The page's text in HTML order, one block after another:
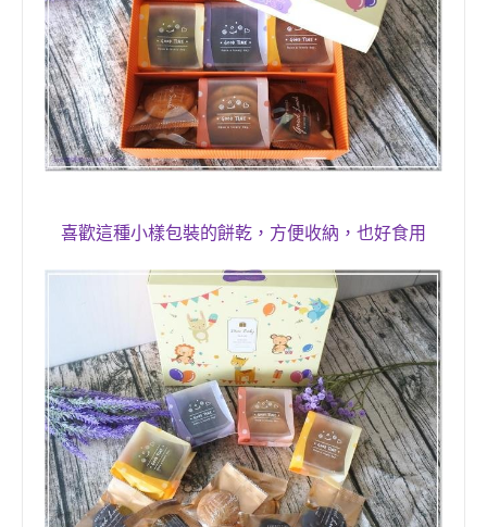
喜歡這種小樣包裝的餅乾，方便收納，也好食用